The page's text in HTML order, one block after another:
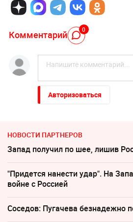
Комментарий 0
Авторизоваться
НОВОСТИ ПАРТНЕРОВ
Запад получил по шее, лишив
"Придется нанести удар". На
войне с Россией
Соседов: Пугачева безнадежно